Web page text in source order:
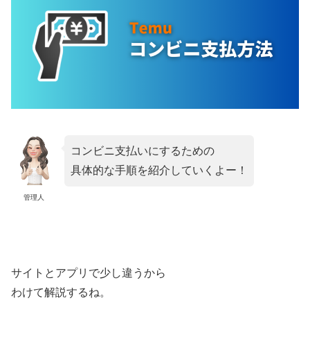
管理人
コンビニ支払いにするための
具体的な手順を紹介していくよー！
サイトとアプリで少し違うから
わけて解説するね。